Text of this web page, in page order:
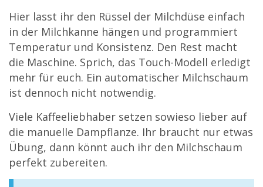
Hier lasst ihr den Rüssel der Milchdüse einfach
in der Milchkanne hängen und programmiert
Temperatur und Konsistenz. Den Rest macht
die Maschine. Sprich, das Touch-Modell erledigt
mehr für euch. Ein automatischer Milchschaum
ist dennoch nicht notwendig.
Viele Kaffeeliebhaber setzen sowieso lieber auf
die manuelle Dampflanze. Ihr braucht nur etwas
Übung, dann könnt auch ihr den Milchschaum
perfekt zubereiten.